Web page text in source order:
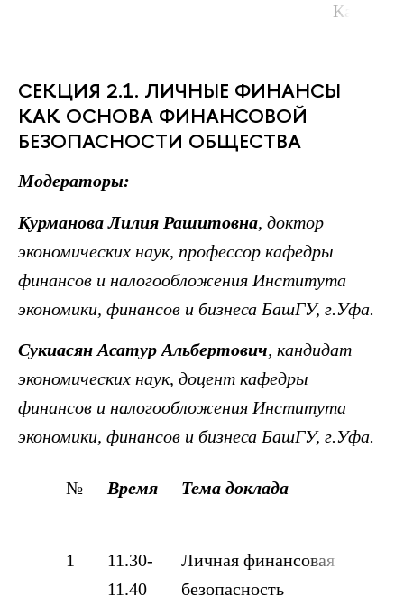
Казань
СЕКЦИЯ 2.1. ЛИЧНЫЕ ФИНАНСЫ
КАК ОСНОВА ФИНАНСОВОЙ
БЕЗОПАСНОСТИ ОБЩЕСТВА
Модераторы:
КурмановаЛилия Рашитовна, доктор
экономических наук, профессор кафедры
финансов и налогообложения Института
экономики, финансов и бизнеса БашГУ, г.Уфа.
Сукиасян Асатур Альбертович, кандидат
экономических наук, доцент кафедры
финансов и налогообложения Института
экономики, финансов и бизнеса БашГУ, г.Уфа.
№ Время Тема доклада
1
11.30-
11.40
Личная финансовая
безопасность